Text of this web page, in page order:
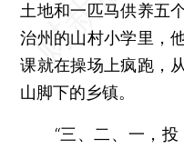
土地和一匹马供养五
治州的山村小学里，
课就在操场上疯跑，
山脚下的乡镇。
“三、二、一，投